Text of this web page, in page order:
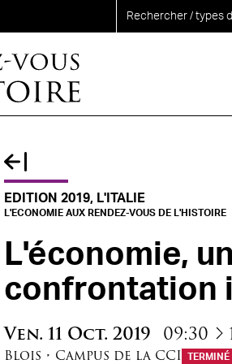
EDITION 2019, L'ITALIE
L'ECONOMIE AUX RENDEZ-VOUS DE L'HISTOIRE
L'économie,
confrontation
Ven. 11 Oct. 2019 09:30 à
Blois • Campus de la CCI TERMINÉ